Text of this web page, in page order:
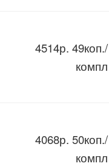
4514р. 49коп./
компл
4068р. 50коп./
компл